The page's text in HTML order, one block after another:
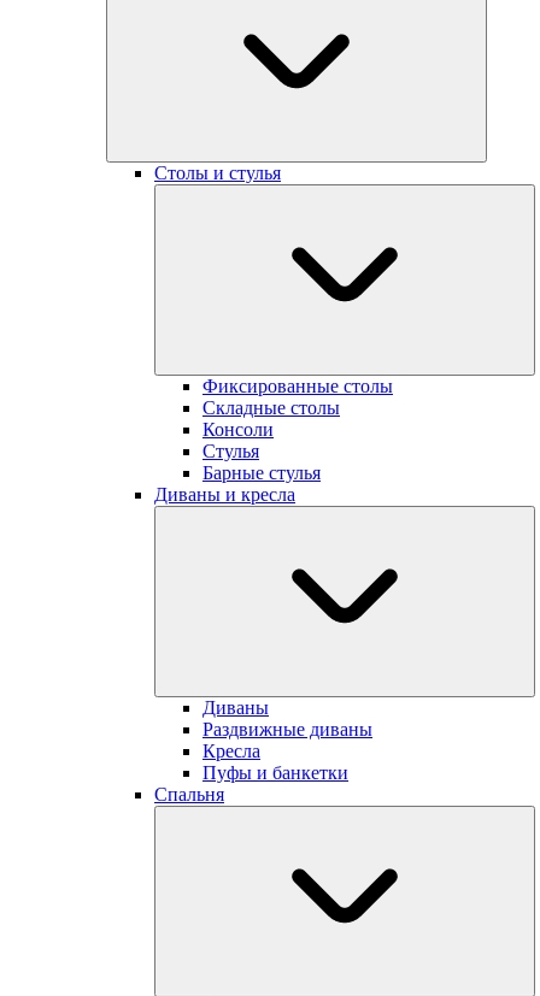
Столы и стулья
Фиксированные cтолы
Складные столы
Консоли
Стулья
Барные стулья
Диваны и кресла
Диваны
Раздвижные диваны
Кресла
Пуфы и банкетки
Cпальня